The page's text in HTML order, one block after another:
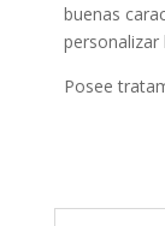
buenas
Posee